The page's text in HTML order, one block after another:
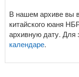
В нашем архиве вы
китайского юаня
архивную дату. Для
календаре.